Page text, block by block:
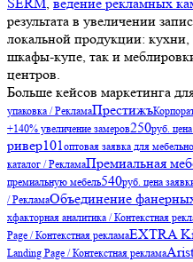
результата в увеличении
локальной продукции:
шкафы-купе, так и
центров.
Больше кейсов маркетинга
упаковка / РекламаПрестижъ
+140% увеличение замеров250руб.
ривер101оптовая заявка для
каталог / РекламаПремиальная
премиальную мебель540руб. цена
/ РекламаОбъединение
хфакторная аналитика / Контекстная
Page / Контекстная рекламаEXTRA
Landing Page / Контекстная реклама